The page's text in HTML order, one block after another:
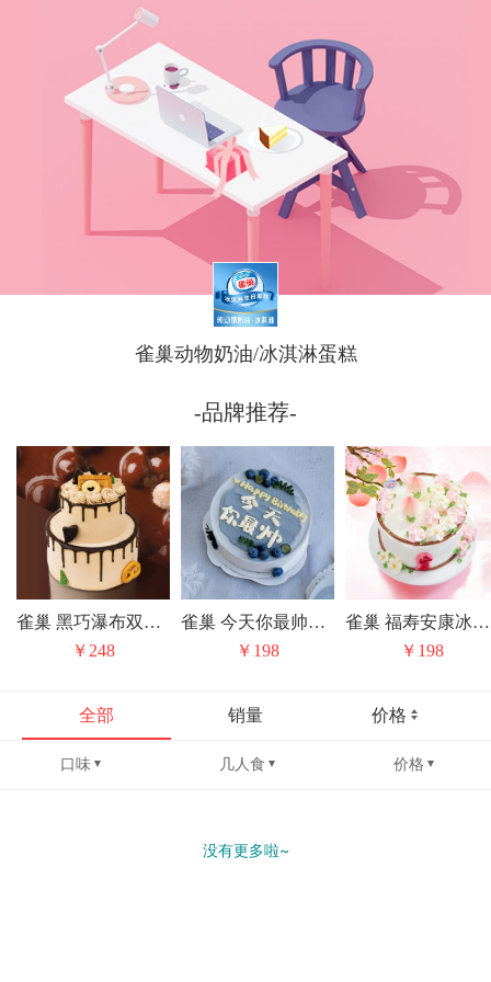
雀巢动物奶油/冰淇淋蛋糕
-品牌推荐-
雀巢 黑巧瀑布双层冰淇淋/水果动物奶油生日蛋糕（上层是固定水果夹心）
￥248
雀巢 今天你最帅冰淇淋/水果动物奶油生日蛋糕
￥198
雀巢 福寿安康冰淇淋/水果动物奶油生日蛋糕
￥198
全部 销量 价格
口味 几人食 价格
没有更多啦~